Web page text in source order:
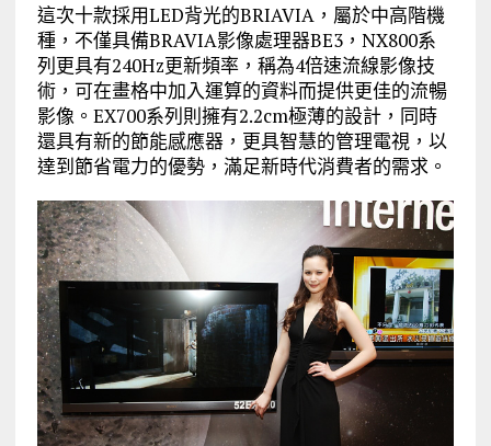
這次十款採用LED背光的BRIAVIA，屬於中高階機
種，不僅具備BRAVIA影像處理器BE3，NX800系
列更具有240Hz更新頻率，稱為4倍速流線影像技
術，可在畫格中加入運算的資料而提供更佳的流暢
影像。EX700系列則擁有2.2cm極薄的設計，同時
還具有新的節能感應器，更具智慧的管理電視，以
達到節省電力的優勢，滿足新時代消費者的需求。